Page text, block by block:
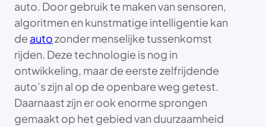
auto. Door gebruik te maken van sensoren,
algoritmen en kunstmatige intelligentie kan
de autozonder menselijke tussenkomst
rijden. Deze technologie is nog in
ontwikkeling, maar de eerste zelfrijdende
auto’s zijn al op de openbare weg getest.
Daarnaast zijn er ook enorme sprongen
gemaakt op het gebied van duurzaamheid